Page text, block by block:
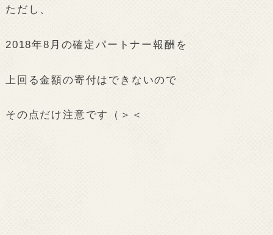
ただし、
2018年8月の確定パートナー報酬を
上回る金額の寄付はできないので
その点だけ注意です（＞＜